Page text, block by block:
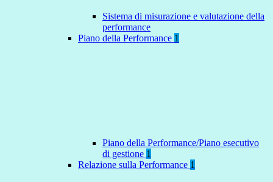
Sistema di misurazione e valutazione della
performance
Piano della Performance 1
Piano della Performance/Piano esecutivo
di gestione 1
Relazione sulla Performance 1